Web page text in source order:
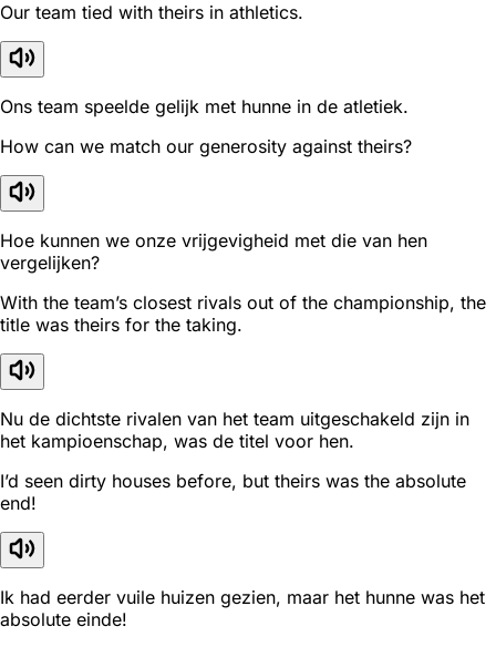
Our team tied with theirs in athletics.
Ons team speelde gelijk met hunne in de atletiek.
How can we match our generosity against theirs?
Hoe kunnen we onze vrijgevigheid met die van hen
vergelijken?
With the team’s closest rivals out of the championship, the
title was theirs for the taking.
Nu de dichtste rivalen van het team uitgeschakeld zijn in
het kampioenschap, was de titel voor hen.
I’d seen dirty houses before, but theirs was the absolute
end!
Ik had eerder vuile huizen gezien, maar het hunne was het
absolute einde!